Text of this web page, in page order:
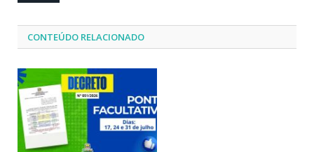
CONTEÚDO RELACIONADO